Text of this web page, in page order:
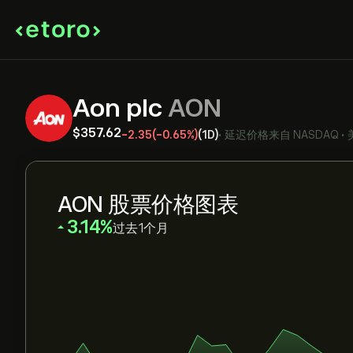
Aon plc AON
‎$‎357.62-2.35(-0.65%)(1D)• 延迟价格来自 NASDAQ •
AON 股票价格图表
‎3.14‎ 过去1个月